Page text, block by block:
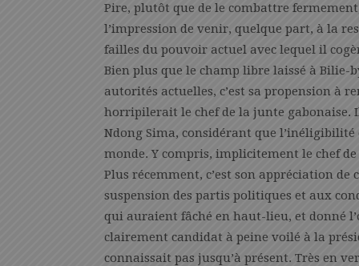
Pire, plutôt que de le combattre
l’impression de venir, quelque part, à la
failles du pouvoir actuel avec lequel il
Bien plus que le champ libre laissé à Bilie-
autorités actuelles, c’est sa propension à
horripilerait le chef de la junte gabonaise.
Ndong Sima, considérant que
monde. Y compris, implicitement le chef
Plus récemment, c’est son appréciation
suspension des partis politiques et aux
qui auraient fâché en haut-lieu, et donné
clairement candidat à peine voilé à la
connaissait pas jusqu’à présent. Très en